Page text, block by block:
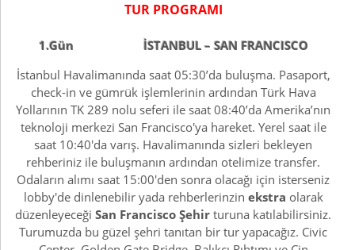
TUR PROGRAMI
1.Gün İSTANBUL – SAN FRANCISCO
İstanbul Havalimanında saat 05:30’da buluşma. Pasaport,
check-in ve gümrük işlemlerinin ardından Türk Hava
Yollarının TK 289 nolu seferi ile saat 08:40’da Amerika’nın
teknoloji merkezi San Francisco'ya hareket. Yerel saat ile
saat 10:40'da varış. Havalimanında sizleri bekleyen
rehberiniz ile buluşmanın ardından otelimize transfer.
Odaların alımı saat 15:00'den sonra olacağı için isterseniz
lobby'de dinlenebilir yada rehberlerinzin ekstra olarak
düzenleyeceği San Francisco Şehir turuna katılabilirsiniz.
Turumuzda bu güzel şehri tanıtan bir tur yapacağız. Civic